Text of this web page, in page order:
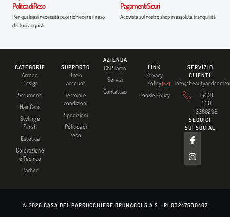
Politica di Reso
Per qualsiasi necessità puoi richiedere il reso
dei tuoi acquisti.
Pagamenti Sicuri
Acquista sul nostro shop in assoluta tranquillità
CATEGORIE
Arredo
Design
Strumenti
Hair Care
Styling e
Finish
Estetica
Colorazione
e Tecnico
Barber
SUPPORTO
Il mio
account
Termini e
condizioni
Spedizioni
Politica di
reso
AZIENDA
Chi Siamo
Servizi
Contattaci
LINK
Privacy
Policy
Cookie Policy
SERVIZIO
CLIENTI
(+39)
320
3366236
SEGUICI
SUI SOCIAL
© 2026 CASA DEL PARRUCCHIERE BRUNACCI S A S - PI 03247630407